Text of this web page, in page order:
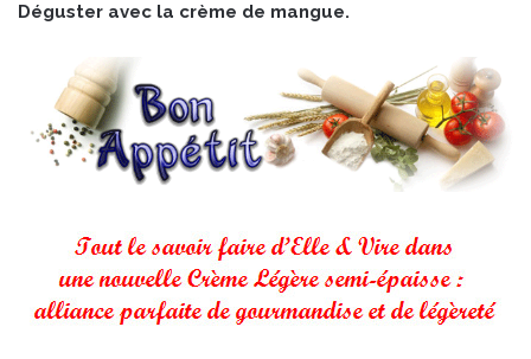
Déguster avec la crème de mangue.